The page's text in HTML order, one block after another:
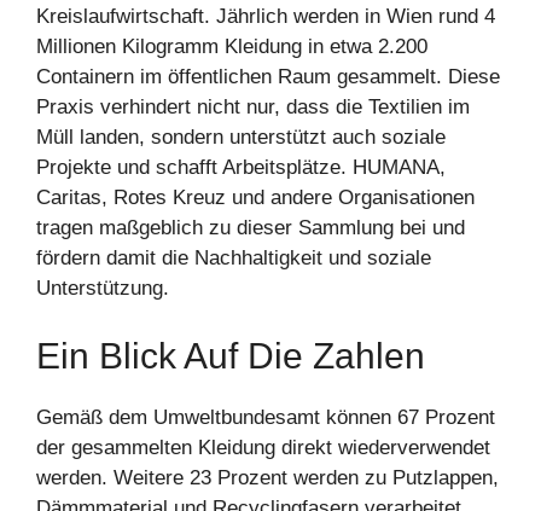
Kreislaufwirtschaft. Jährlich werden in Wien rund 4
Millionen Kilogramm Kleidung in etwa 2.200
Containern im öffentlichen Raum gesammelt. Diese
Praxis verhindert nicht nur, dass die Textilien im
Müll landen, sondern unterstützt auch soziale
Projekte und schafft Arbeitsplätze. HUMANA,
Caritas, Rotes Kreuz und andere Organisationen
tragen maßgeblich zu dieser Sammlung bei und
fördern damit die Nachhaltigkeit und soziale
Unterstützung.
Ein Blick Auf Die Zahlen
Gemäß dem Umweltbundesamt können 67 Prozent
der gesammelten Kleidung direkt wiederverwendet
werden. Weitere 23 Prozent werden zu Putzlappen,